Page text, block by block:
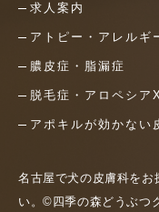
求人案内
アトピー・アレルギ
膿皮症・脂漏症
脱毛症・アロペシア
アポキルが効かない
名古屋で犬の皮膚科をお
い。©四季の森どうぶつ